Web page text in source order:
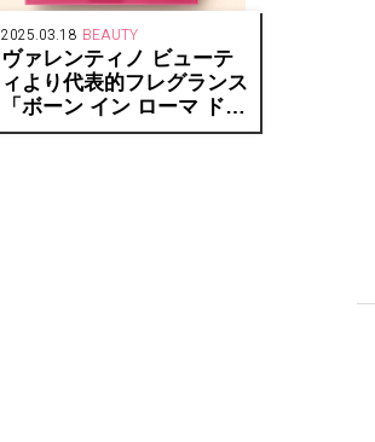
2025.03.18 BEAUTY
ヴァレンティノ ビューテ
ィより代表的フレグランス
「ボーン イン ローマ ドン
ナ」の限定セットがトワル